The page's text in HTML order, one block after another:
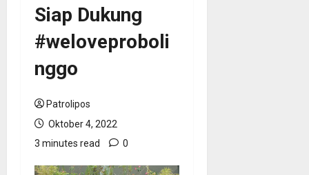
Siap Dukung
#weloveproboli
nggo
Patrolipos
Oktober 4, 2022
3 minutes read
0